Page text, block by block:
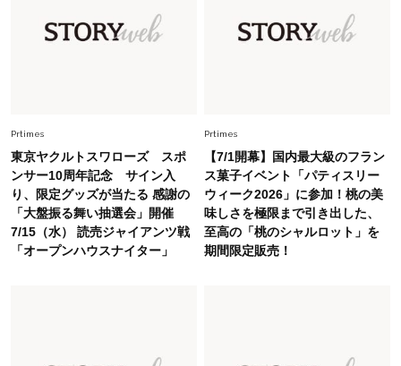
慣！「金運アップ→トイレ、じゃあ底上げ運
は？」
Fashion 2026.7.16
白黒でもこんなに華やぐ！40代、夏の「甘めト
ップス×パンツ」コーデ〈3選〉
Prtimes
東京ヤクルトスワローズ スポ
ンサー10周年記念 サイン入
り、限定グッズが当たる 感謝の
「大盤振る舞い抽選会」開催
7/15（水） 読売ジャイアンツ戦
「オープンハウスナイター」
Prtimes
【7/1開幕】国内最大級のフラン
ス菓子イベント「パティスリー
ウィーク2026」に参加！桃の美
味しさを極限まで引き出した、
至高の「桃のシャルロット」を
期間限定販売！